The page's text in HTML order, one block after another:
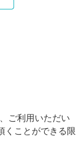
ご利用いただい
くことができる限